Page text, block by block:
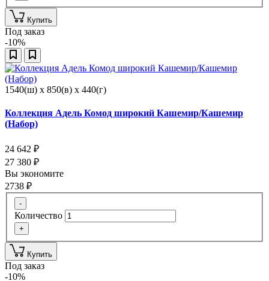
Купить
Под заказ
-10%
1540(ш) x 850(в) x 440(г)
Коллекция Адель Комод широкий Кашемир/Кашемир
(Набор)
24 642 ₽
27 380 ₽
Вы экономите
2738 ₽
-
Количество
+
Купить
Под заказ
-10%